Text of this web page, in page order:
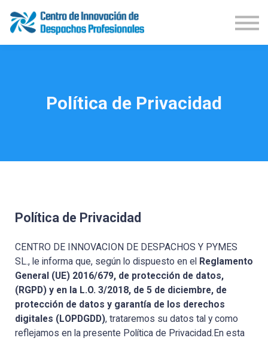
Demos Productos
Congresos
Publicaciones
Política de Privacidad
Política de Privacidad
CENTRO DE INNOVACION DE DESPACHOS Y PYMES
SL., le informa que, según lo dispuesto en el Reglamento
General (UE) 2016/679, de protección de datos,
(RGPD) y en la L.O. 3/2018, de 5 de diciembre, de
protección de datos y garantía de los derechos
digitales (LOPDGDD), trataremos su datos tal y como
reflejamos en la presente Política de Privacidad.En esta